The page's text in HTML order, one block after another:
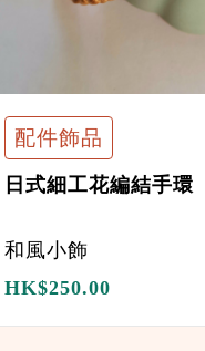
配件飾品
日式細工花編結手環
和風小飾
HK$250.00